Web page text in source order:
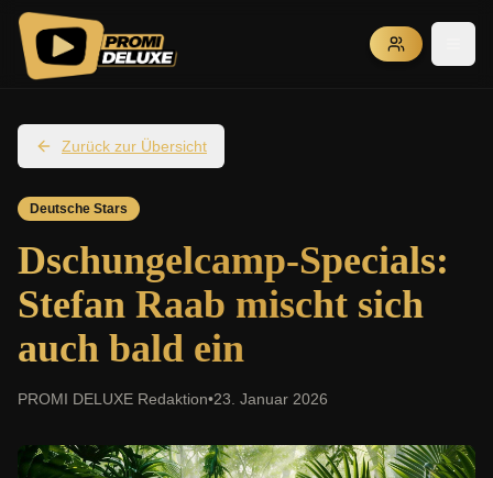
Zurück zur Übersicht
Deutsche Stars
Dschungelcamp-Specials:
Stefan Raab mischt sich
auch bald ein
PROMI DELUXE Redaktion•23. Januar 2026